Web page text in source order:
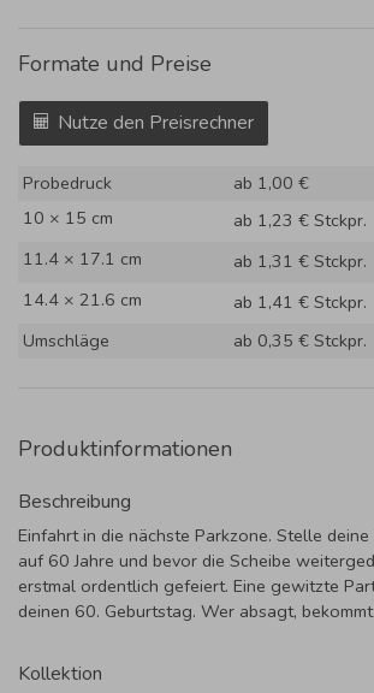
Formate und Preise
Nutze den Preisrechner
Probedruck
ab 1,00 €
10 × 15 cm
ab 1,23 € Stckpr.
11.4 × 17.1 cm
ab 1,31 € Stckpr.
14.4 × 21.6 cm
ab 1,41 € Stckpr.
Umschläge
ab 0,35 € Stckpr.
Produktinformationen
Beschreibung
Einfahrt in die nächste Parkzone. Stelle deine
auf 60 Jahre und bevor die Scheibe
erstmal ordentlich gefeiert. Eine gewitzte
deinen 60. Geburtstag. Wer absagt,
Kollektion